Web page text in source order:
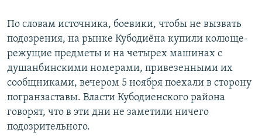
По словам источника, боевики, чтобы не вызвать
подозрения, на рынке Кубодиёна купили колюще-
режущие предметы и на четырех машинах с
душанбинскими номерами, привезенными их
сообщниками, вечером 5 ноября поехали в сторону
погранзаставы. Власти Кубодиенского района
говорят, что в эти дни не заметили ничего
подозрительного.